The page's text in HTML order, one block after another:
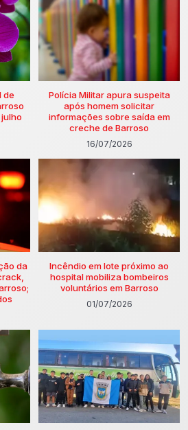
de
Polícia Militar apura suspeita
após homem solicitar
informações sobre saída em
creche de Barroso
16/07/2026
da
Incêndio em lote próximo ao
hospital mobiliza bombeiros
voluntários em Barroso
01/07/2026